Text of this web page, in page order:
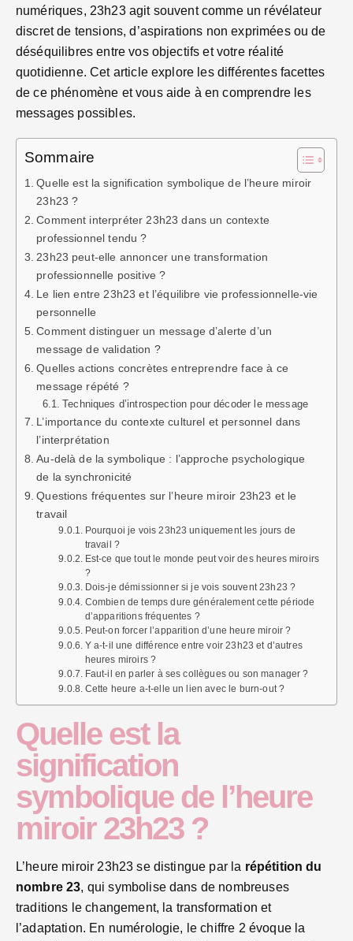
numériques, 23h23 agit souvent comme un révélateur
discret de tensions, d’aspirations non exprimées ou de
déséquilibres entre vos objectifs et votre réalité
quotidienne. Cet article explore les différentes facettes
de ce phénomène et vous aide à en comprendre les
messages possibles.
Sommaire
Quelle est la signification symbolique de l’heure miroir
23h23 ?
Comment interpréter 23h23 dans un contexte
professionnel tendu ?
23h23 peut-elle annoncer une transformation
professionnelle positive ?
Le lien entre 23h23 et l’équilibre vie professionnelle-vie
personnelle
Comment distinguer un message d’alerte d’un
message de validation ?
Quelles actions concrètes entreprendre face à ce
message répété ?
Techniques d’introspection pour décoder le message
L’importance du contexte culturel et personnel dans
l’interprétation
Au-delà de la symbolique : l’approche psychologique
de la synchronicité
Questions fréquentes sur l’heure miroir 23h23 et le
travail
Pourquoi je vois 23h23 uniquement les jours de
travail ?
Est-ce que tout le monde peut voir des heures miroirs
?
Dois-je démissionner si je vois souvent 23h23 ?
Combien de temps dure généralement cette période
d’apparitions fréquentes ?
Peut-on forcer l’apparition d’une heure miroir ?
Y a-t-il une différence entre voir 23h23 et d’autres
heures miroirs ?
Faut-il en parler à ses collègues ou son manager ?
Cette heure a-t-elle un lien avec le burn-out ?
Quelle est la
signification
symbolique de l’heure
miroir 23h23 ?
L’heure miroir 23h23 se distingue par la répétition du
nombre 23, qui symbolise dans de nombreuses
traditions le changement, la transformation et
l’adaptation. En numérologie, le chiffre 2 évoque la